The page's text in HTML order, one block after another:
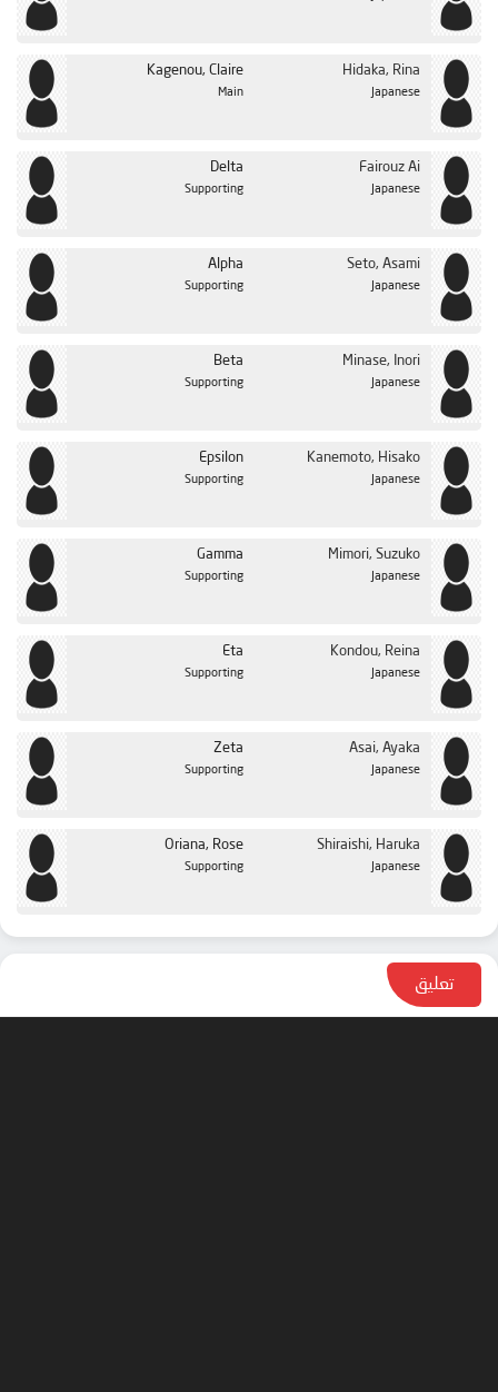
Kagenou, Claire
Main
Hidaka, Rina
Japanese
Delta
Supporting
Fairouz Ai
Japanese
Alpha
Supporting
Seto, Asami
Japanese
Beta
Supporting
Minase, Inori
Japanese
Epsilon
Supporting
Kanemoto, Hisako
Japanese
Gamma
Supporting
Mimori, Suzuko
Japanese
Eta
Supporting
Kondou, Reina
Japanese
Zeta
Supporting
Asai, Ayaka
Japanese
Oriana, Rose
Supporting
Shiraishi, Haruka
Japanese
تعليق